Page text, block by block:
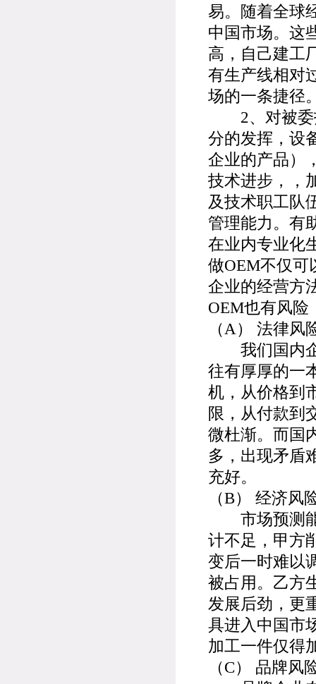
易。随着全球
中国市场。这
高，自己建工
有生产线相对
场的一条捷径
2、对被委
分的发挥，设
企业的产品）
技术进步，，
及技术职工队
管理能力。有
在业内专业化
做OEM不仅可
企业的经营方
OEM也有风险
（A） 法律风
我们国内企
往有厚厚的一
机，从价格到
限，从付款到
微杜渐。而国
多，出现矛盾
充好。
（B） 经济风
市场预测能
计不足，甲方
变后一时难以
被占用。乙方
发展后劲，更
具进入中国市
加工一件仅得
（C） 品牌风